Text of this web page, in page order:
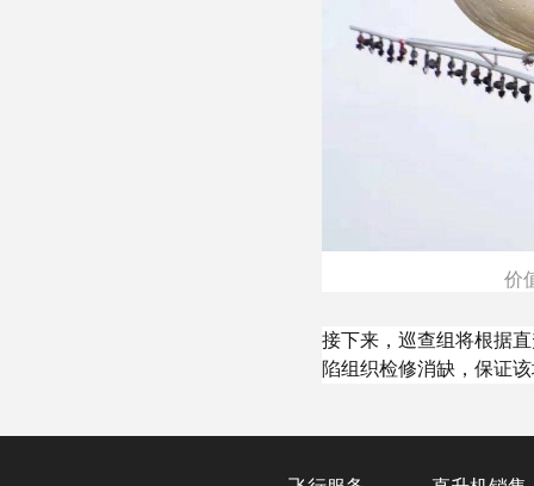
价
接下来，巡查组将根据
陷组织检修消缺，保证